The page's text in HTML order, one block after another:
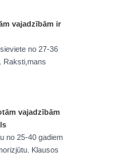
vajadzībām ir
no 27-36
Raksti,mans
vajadzībām
no 25-40 gadiem
Klausos